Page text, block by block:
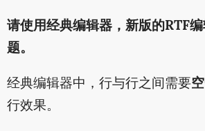
请使用经典编辑器，新版的RTF
题。
经典编辑器中，行与行之间需要
行效果。